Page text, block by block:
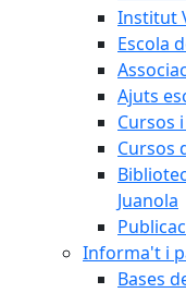
Institut
Escola
Ajuts
Cursos
Cursos
Juanola
Informa't i
Bases